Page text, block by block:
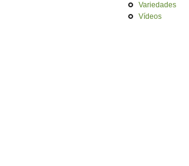
Variedades
Vídeos